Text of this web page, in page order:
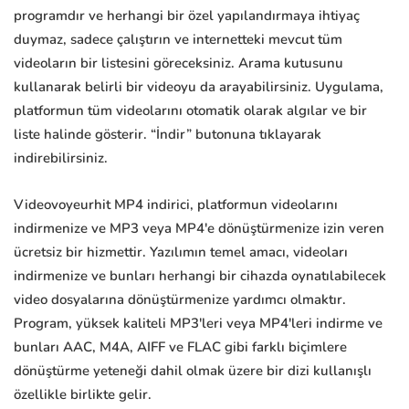
programdır ve herhangi bir özel yapılandırmaya ihtiyaç
duymaz, sadece çalıştırın ve internetteki mevcut tüm
videoların bir listesini göreceksiniz. Arama kutusunu
kullanarak belirli bir videoyu da arayabilirsiniz. Uygulama,
platformun tüm videolarını otomatik olarak algılar ve bir
liste halinde gösterir. “İndir” butonuna tıklayarak
indirebilirsiniz.
Videovoyeurhit MP4 indirici, platformun videolarını
indirmenize ve MP3 veya MP4'e dönüştürmenize izin veren
ücretsiz bir hizmettir. Yazılımın temel amacı, videoları
indirmenize ve bunları herhangi bir cihazda oynatılabilecek
video dosyalarına dönüştürmenize yardımcı olmaktır.
Program, yüksek kaliteli MP3'leri veya MP4'leri indirme ve
bunları AAC, M4A, AIFF ve FLAC gibi farklı biçimlere
dönüştürme yeteneği dahil olmak üzere bir dizi kullanışlı
özellikle birlikte gelir.